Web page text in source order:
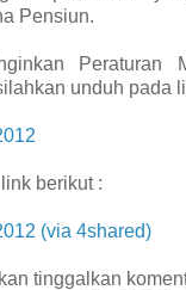
Pensiun.
Peraturan
unduh pada
berikut :
(via 4shared)
tinggalkan